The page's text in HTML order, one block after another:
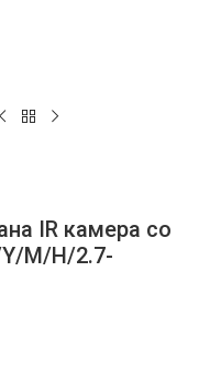
IR камера со
M/H/2.7-